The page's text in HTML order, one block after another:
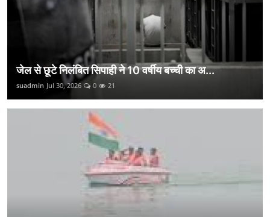
जेल से छूटे निलंबित सिपाही ने 10 वर्षीय बच्ची का अ...
suadmin Jul 30, 2026 0 21